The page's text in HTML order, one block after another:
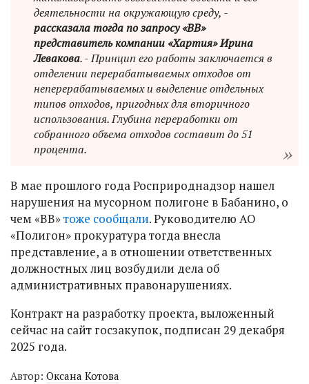
деятельности на окружающую среду, -
рассказала тогда по запросу «ВВ»
представитель компании «Хартия» Ирина
Левакова. - Принцип его работы заключается в
отделении перерабатываемых отходов от
неперерабатываемых и выделение отдельных
типов отходов, пригодных для вторичного
использования. Глубина переработки от
собранного объема отходов составит до 51
процента.
В мае прошлого года Росприроднадзор нашел
нарушения на мусорном полигоне в Бабанино, о
чем «ВВ»тоже сообщали. Руководителю АО
«Полигон» прокуратура тогда внесла
представление, а в отношении ответственных
должностных лиц возбудили дела об
административных правонарушениях.
Контракт на разработку проекта, выложенный
сейчас на сайт госзакупок, подписан 29 декабря
2025 года.
Автор: Оксана Котова